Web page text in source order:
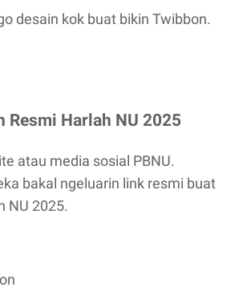
desain kok buat bikin Twibbon.
Resmi Harlah NU 2025
atau media sosial PBNU.
bakal ngeluarin link resmi buat
NU 2025.